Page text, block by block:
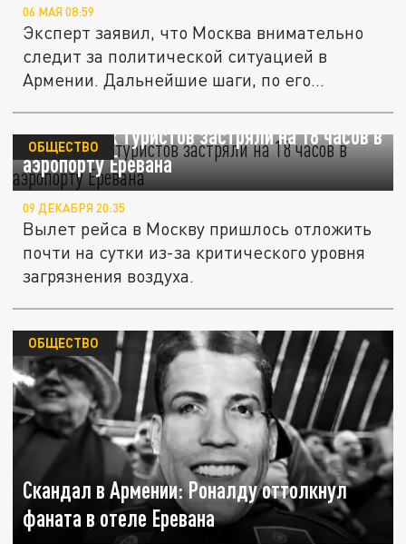
06 МАЯ 08:59
Эксперт заявил, что Москва внимательно
следит за политической ситуацией в
Армении. Дальнейшие шаги, по его...
150 русских туристов застряли на 18 часов в
аэропорту Еревана
ОБЩЕСТВО
09 ДЕКАБРЯ 20:35
Вылет рейса в Москву пришлось отложить
почти на сутки из-за критического уровня
загрязнения воздуха.
Скандал в Армении: Роналду оттолкнул
фаната в отеле Еревана
ОБЩЕСТВО